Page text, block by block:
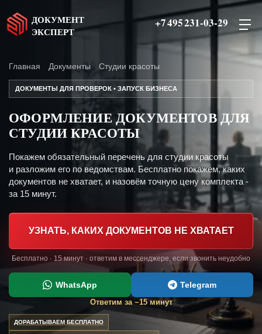
ДОКУМЕНТ
ЭКСПЕРТ
+7 495 231-03-29
Главная Документы Студии красоты
ДОКУМЕНТЫ ДЛЯ ПРОВЕРОК • ЗАПУСК БИЗНЕСА
ОФОРМЛЕНИЕ ДОКУМЕНТОВ ДЛЯ
СТУДИИ КРАСОТЫ
Покажем обязательный перечень для студии красоты
и разложим его по ведомствам. Бесплатно покажем, каких
документов не хватает, и назовём точную цену комплекта -
за 15 минут.
УЗНАТЬ, КАКИХ ДОКУМЕНТОВ НЕ ХВАТАЕТ
Бесплатно · 15 минут · ответим в мессенджере, если звонить неудобно
WhatsApp Telegram
Ответим за ~15 минут
ДОРАБАТЫВАЕМ БЕСПЛАТНО